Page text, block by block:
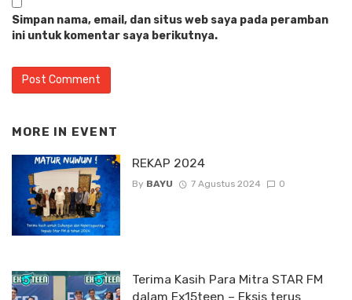
Simpan nama, email, dan situs web saya pada peramban
ini untuk komentar saya berikutnya.
MORE IN EVENT
REKAP 2024
By BAYU 7 Agustus 2024 0
Terima Kasih Para Mitra STAR FM
dalam Ex15teen – Eksis terus